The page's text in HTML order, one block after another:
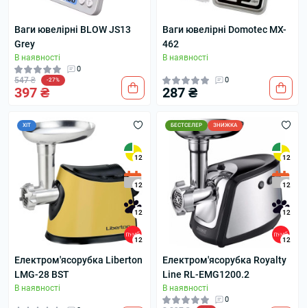
Ваги ювелірні BLOW JS13
Grey
В наявності
0
547 ₴ -27%
397 ₴
Ваги ювелірні Domotec MX-
462
В наявності
0
287 ₴
ХІТ
12
12
12
12
Електром'ясорубка Liberton
LMG-28 BST
В наявності
БЕСТСЕЛЕР ЗНИЖКА
12
12
12
12
Електром'ясорубка Royalty
Line RL-EMG1200.2
В наявності
0